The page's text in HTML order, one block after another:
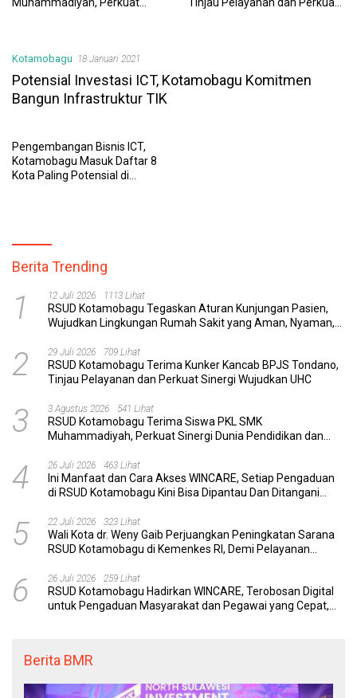
Kotamobagu 18 Januari 2021
Potensial Investasi ICT, Kotamobagu Komitmen
Bangun Infrastruktur TIK
Pengembangan Bisnis ICT,
Kotamobagu Masuk Daftar 8
Kota Paling Potensial di
Berita Trending
1 12 Juli 2026 1113 Lihat
RSUD Kotamobagu Tegaskan Aturan Kunjungan Pasien,
Wujudkan Lingkungan Rumah Sakit yang Aman, Nyaman,
2 29 Juli 2026 709 Lihat
RSUD Kotamobagu Terima Kunker Kancab BPJS Tondano,
Tinjau Pelayanan dan Perkuat Sinergi Wujudkan UHC
3 3 Agustus 2026 541 Lihat
RSUD Kotamobagu Terima Siswa PKL SMK
Muhammadiyah, Perkuat Sinergi Dunia Pendidikan dan
4 26 Juli 2026 463 Lihat
Ini Manfaat dan Cara Akses WINCARE, Setiap Pengaduan
di RSUD Kotamobagu Kini Bisa Dipantau Dan Ditangani
5 22 Juli 2026 323 Lihat
Wali Kota dr. Weny Gaib Perjuangkan Peningkatan Sarana
RSUD Kotamobagu di Kemenkes RI, Demi Pelayanan
6 26 Juli 2026 259 Lihat
RSUD Kotamobagu Hadirkan WINCARE, Terobosan Digital
untuk Pengaduan Masyarakat dan Pegawai yang Cepat,
Berita BMR